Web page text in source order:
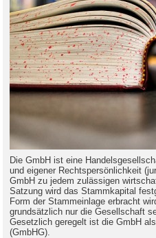
Die GmbH ist eine
und eigener Rechtspersönlichkeit
GmbH zu jedem zulässigen
Satzung wird das Stammkapital
Form der Stammeinlage erbracht
grundsätzlich nur die Gesellschaft
Gesetzlich geregelt ist die GmbH
(GmbHG).